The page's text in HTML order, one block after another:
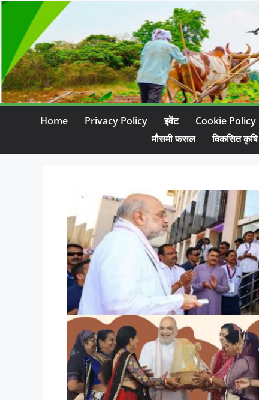
Home Privacy Policy इवेंट Cookie Policy
मौसमी फसल
विकसित